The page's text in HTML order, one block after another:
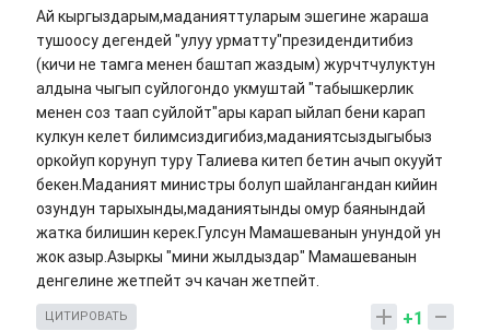
Ай кыргыздарым,маданияттуларым эшегине жараша
тушоосу дегендей "улуу урматту"президендитибиз
(кичи не тамга менен баштап жаздым) журчтчулуктун
алдына чыгып суйлогондо укмуштай "табышкерлик
менен соз таап суйлойт"ары карап ыйлап бени карап
кулкун келет билимсиздигибиз,маданиятсыздыгыбыз
оркойуп корунуп туру Талиева китеп бетин ачып окууйт
бекен.Маданият министры болуп шайлангандан кийин
озундун тарыхынды,маданиятынды омур баянындай
жатка билишин керек.Гулсун Мамашеванын унундой ун
жок азыр.Азыркы "мини жылдыздар" Мамашеванын
денгелине жетпейт эч качан жетпейт.
+1
ЦИТИРОВАТЬ